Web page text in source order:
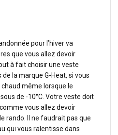
pour l’hiver va
que vous allez devoir
à fait choisir une veste
la marque G-Heat, si vous
même lorsque le
de -10°C. Votre veste doit
vous allez devoir
rando. Il ne faudrait pas que
qui vous ralentisse dans